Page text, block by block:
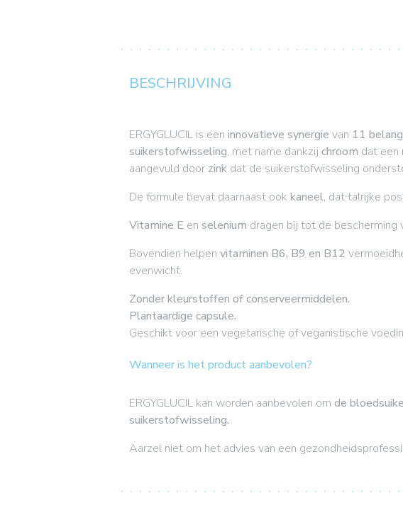
BESCHRIJVING
ERGYGLUCIL is een innovatieve synergie van 11
suikerstofwisseling, met name dankzij chroom dat een
aangevuld door zink dat de suikerstofwisseling
De formule bevat daarnaast ook kaneel, dat talrijke
Vitamine E en selenium dragen bij tot de
Bovendien helpen vitaminen B6, B9 en B12
evenwicht.
Zonder kleurstoffen of conserveermiddelen.
Plantaardige capsule.
Geschikt voor een vegetarische of veganistische
Wanneer is het product aanbevolen?
ERGYGLUCIL kan worden aanbevolen om de
suikerstofwisseling.
Aarzel niet om het advies van een